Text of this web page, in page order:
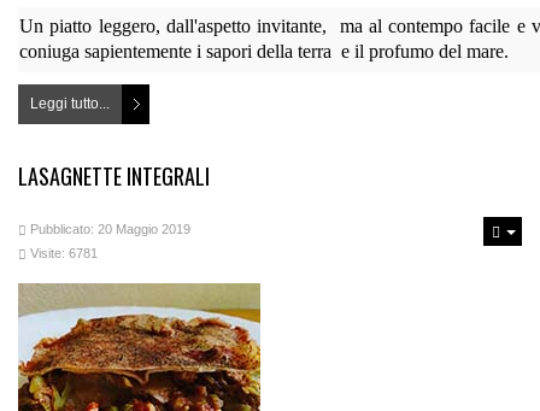
Un piatto leggero, dall'aspetto invitante, ma al contempo facile e
coniuga sapientemente i sapori della terra e il profumo del mare.
Leggi tutto...
LASAGNETTE INTEGRALI
Pubblicato: 20 Maggio 2019
Visite: 6781